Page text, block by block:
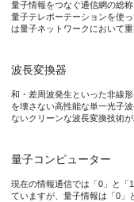
量子コンピューターに
本研究グループでは、
量子情報をつなぐ通信網の総
量子テレポーテーションを使
は量子ネットワークにおいて重
波長変換器
和・差周波発生といった非線
を壊さない高性能な単一光子
ないクリーンな波長変換技術が
量子コンピューター
現在の情報通信では「0」と「
ていますが、量子情報は「0」